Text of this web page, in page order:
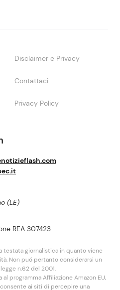
(LE)
REA 307423
testata giornalistica in quanto viene
Non puó pertanto considerarsi un
n.62 del 2001.
programma Affiliazione Amazon EU,
ai siti di percepire una
Disclaimer e Privacy
Contattaci
Privacy Policy